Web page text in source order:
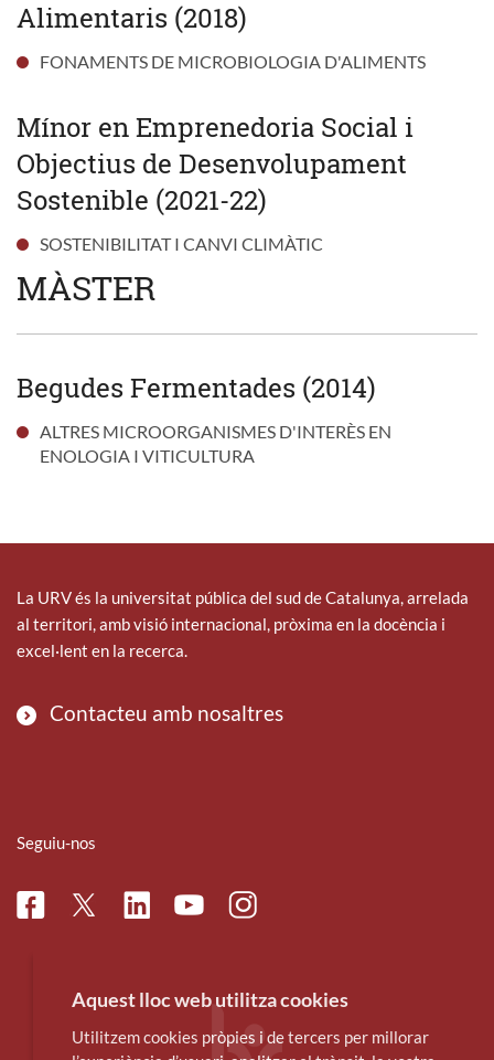
Alimentaris (2018)
FONAMENTS DE MICROBIOLOGIA D'ALIMENTS
Mínor en Emprenedoria Social i
Objectius de Desenvolupament
Sostenible (2021-22)
SOSTENIBILITAT I CANVI CLIMÀTIC
MÀSTER
Begudes Fermentades (2014)
ALTRES MICROORGANISMES D'INTERÈS EN
ENOLOGIA I VITICULTURA
La URV és la universitat pública del sud de Catalunya, arrelada
al territori, amb visió internacional, pròxima en la docència i
excel·lent en la recerca.
Contacteu amb nosaltres
Seguiu-nos
FacebookTwitterLinkedinYoutubeInstagram
Aquest lloc web utilitza cookies
Utilitzem cookies pròpies i de tercers per millorar